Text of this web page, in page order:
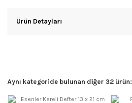
Ürün Detayları
Aynı kategoride bulunan diğer 32 ürün: